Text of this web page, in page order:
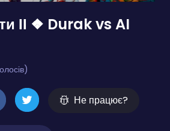
ІІ ❖ Durak vs AI
Не працює?